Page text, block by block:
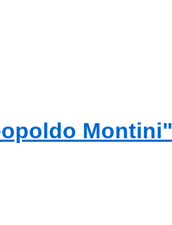
Montini"